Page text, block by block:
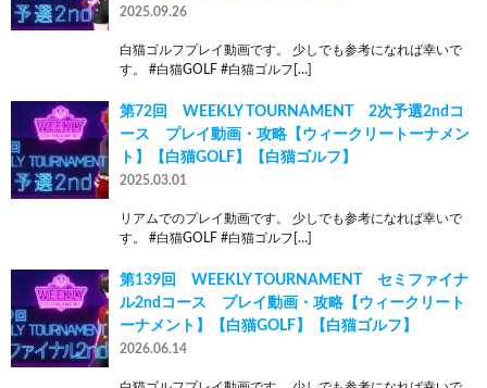
2025.09.26
白猫ゴルフプレイ動画です。 少しでも参考になれば幸いで
す。 #白猫GOLF #白猫ゴルフ[…]
第72回 WEEKLY TOURNAMENT 2次予選2ndコ
ース プレイ動画・攻略【ウィークリートーナメン
ト】【白猫GOLF】【白猫ゴルフ】
2025.03.01
リアムでのプレイ動画です。 少しでも参考になれば幸いで
す。 #白猫GOLF #白猫ゴルフ[…]
第139回 WEEKLY TOURNAMENT セミファイナ
ル2ndコース プレイ動画・攻略【ウィークリート
ーナメント】【白猫GOLF】【白猫ゴルフ】
2026.06.14